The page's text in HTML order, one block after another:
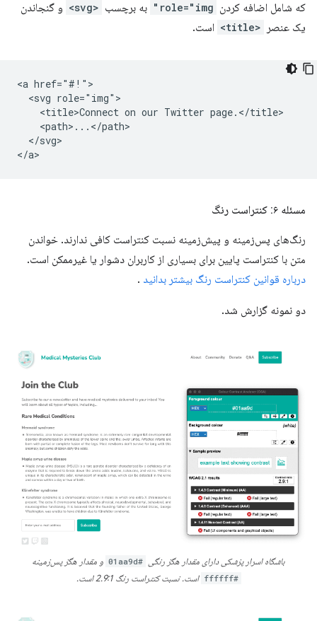
که شامل اضافه کردن role="img" به برچسب <svg>
و گنجاندن
یک عنصر
<title> است.
<a href="#!">
  <svg role="img">
    <title>Connect on our Twitter page.</title>
    <path>...</path>
  </svg>
مسئله ۶: کنتراست رنگ
رنگ‌های پس‌زمینه و پیش‌زمینه نسبت کنتراست کافی ندارند. خواندن
متن با کنتراست پایین برای بسیاری از کاربران دشوار یا غیرممکن است.
درباره قوانین کنتراست رنگ بیشتر بدانید .
دو نمونه گزارش شد.
باشگاه اسرار پزشکی دارای مقدار هگز رنگی #01aa9d و مقدار هگز پس‌زمینه
#ffffff است. نسبت کنتراست رنگ 2.9:1 است.